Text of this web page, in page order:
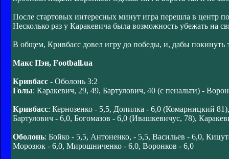
После стартовых интересных минут игра перешла в центр
Несколько раз у Каракевича была возможность убежать на
В общем, Кривбасс довел игру до победы, и, дабы покинуть
Макс Пэн, Football.ua
Кривбасс - Оболонь 3:2
Голы: Каракевич, 29, 49, Бартулович, 40 (с пенальти) -
Кривбасс: Кернозенко - 5,5, Допилка - 6,0 (Комарницкий
Бартулович - 6,0, Богомазов - 6,0 (Ивашкевичус, 78),
Оболонь: Бойко - 5,5, Антоненко, - 5,5, Васильев - 6,0,
Морозюк - 6,0, Мирошниченко - 6,0, Воронков - 6,0